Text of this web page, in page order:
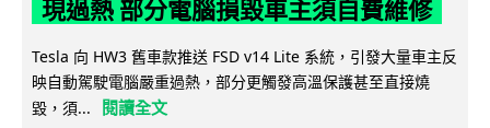
現過熱 部分電腦損毀車主須自費維修
Tesla 向 HW3 舊車款推送 FSD v14 Lite 系統，引發大量車主反
映自動駕駛電腦嚴重過熱，部分更觸發高溫保護甚至直接燒
毀，須...
閱讀全文